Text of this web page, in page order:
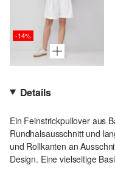
-14%
Details
Ein Feinstrickpullover aus
Rundhalsausschnitt und
und Rollkanten an
Design. Eine vielseitige